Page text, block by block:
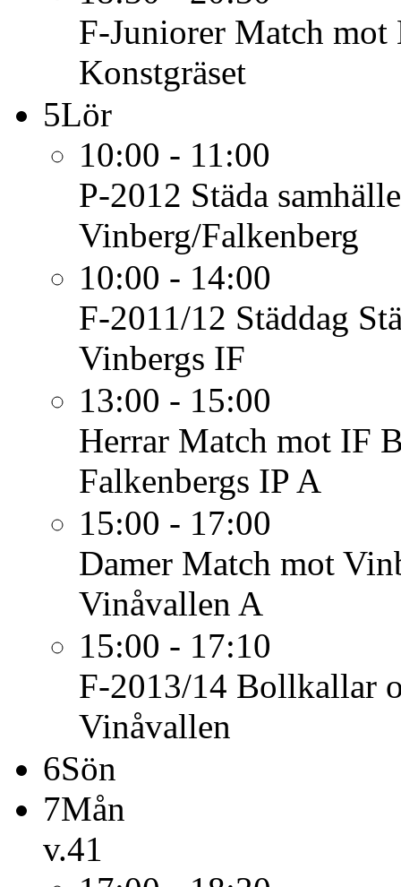
F-Juniorer Match mot
Konstgräset
5Lör
10:00 - 11:00
P-2012 Städa
Vinberg/Falkenberg
10:00 - 14:00
F-2011/12 Städdag
Vinbergs IF
13:00 - 15:00
Herrar Match mot IF
Falkenbergs IP A
15:00 - 17:00
Damer Match mot
Vinåvallen A
15:00 - 17:10
F-2013/14 Bollkallar
Vinåvallen
6Sön
7Mån
v.41